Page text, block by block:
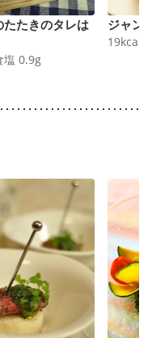
たたきのタレは
塩 0.9g
ジャン
19kcal